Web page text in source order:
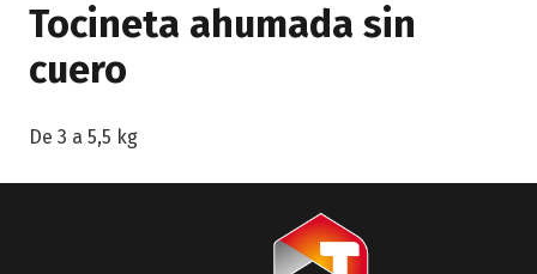
Tocineta ahumada sin
cuero
De 3 a 5,5 kg